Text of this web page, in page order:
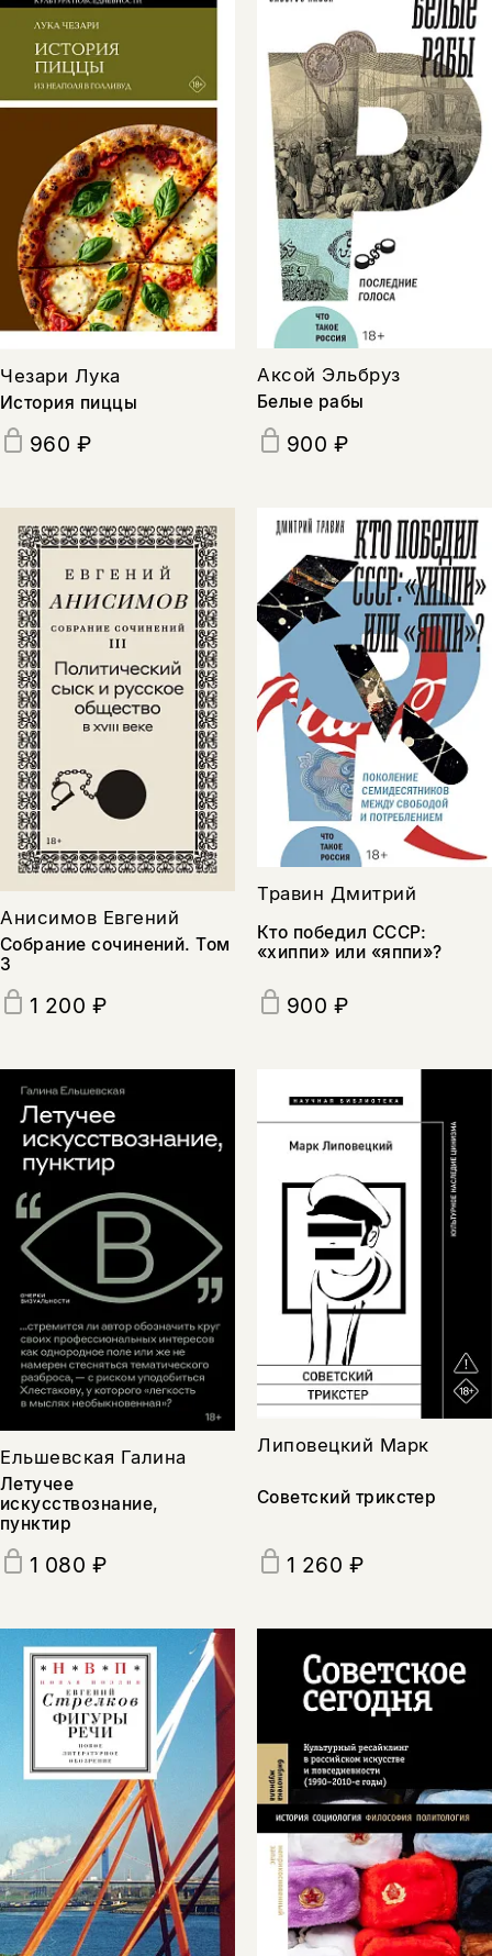
Чезари Лука
История пиццы
960 ₽
Аксой Эльбруз
Белые рабы
900 ₽
Анисимов Евгений
Собрание сочинений. Том
3
1 200 ₽
Травин Дмитрий
Кто победил СССР:
«хиппи» или «яппи»?
900 ₽
Ельшевская Галина
Летучее
искусствознание,
пунктир
1 080 ₽
Липовецкий Марк
Советский трикстер
1 260 ₽